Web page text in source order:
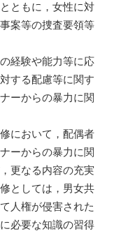
ともに，女性に対
案等の捜査要領等
経験や能力等に応
する配慮等に関す
ーからの暴力に関
において，配偶者
ーからの暴力に関
更なる内容の充実
としては，男女共
人権が侵害された
必要な知識の習得